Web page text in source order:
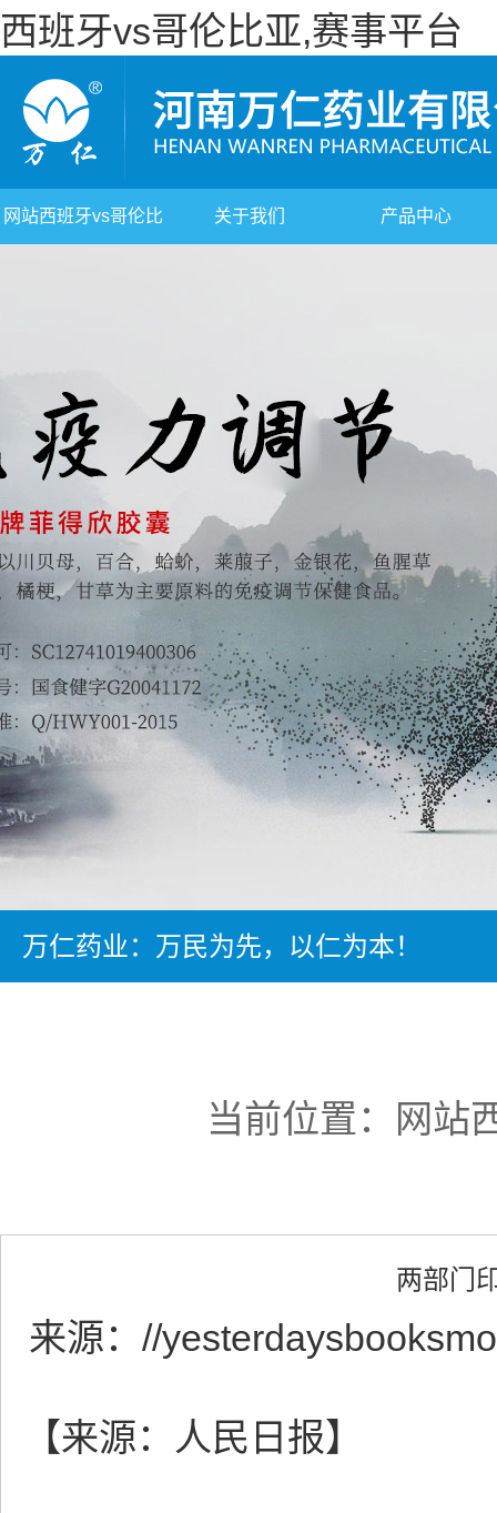
西班牙vs哥伦比亚,赛事平台
网站西班牙vs哥伦比 关于我们 产品中心
万仁药业：万民为先，以仁为本！
当前位置： 网站
两部门
来源： //
【来源：人民日报】